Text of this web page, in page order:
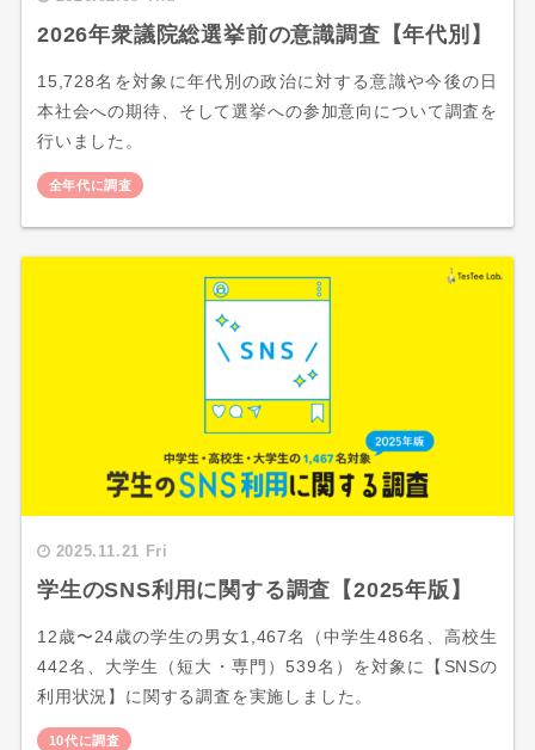
2026年衆議院総選挙前の意識調査【年代別】
15,728名を対象に年代別の政治に対する意識や今後の日
本社会への期待、そして選挙への参加意向について調査を
行いました。
全年代に調査
2025.11.21 Fri
学生のSNS利用に関する調査【2025年版】
12歳〜24歳の学生の男女1,467名（中学生486名、高校生
442名、大学生（短大・専門）539名）を対象に【SNSの
利用状況】に関する調査を実施しました。
10代に調査